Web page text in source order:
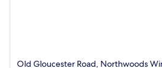
Old Gloucester Road, Northwoods